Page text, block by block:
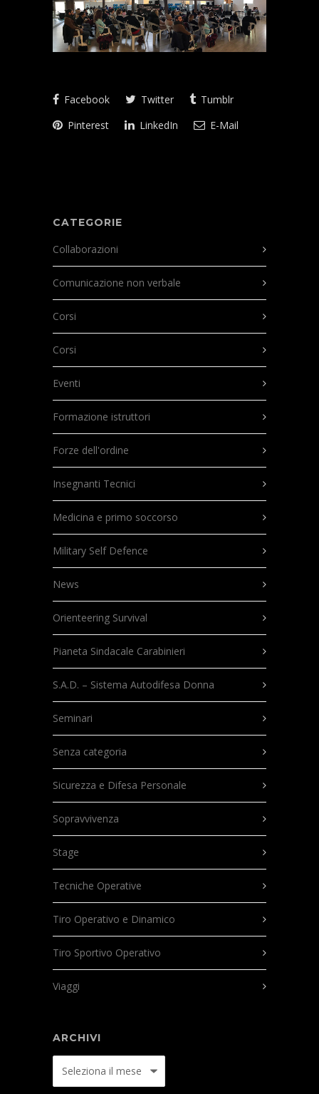
Facebook Twitter
Tumblr
Pinterest
LinkedIn E-Mail
CATEGORIE
Collaborazioni
Comunicazione non verbale
Corsi
Corsi
Eventi
Formazione istruttori
Forze dell'ordine
Insegnanti Tecnici
Medicina e primo soccorso
Military Self Defence
News
Orienteering Survival
Pianeta Sindacale Carabinieri
S.A.D. – Sistema Autodifesa Donna
Seminari
Senza categoria
Sicurezza e Difesa Personale
Sopravvivenza
Stage
Tecniche Operative
Tiro Operativo e Dinamico
Tiro Sportivo Operativo
Viaggi
ARCHIVI
Archivi